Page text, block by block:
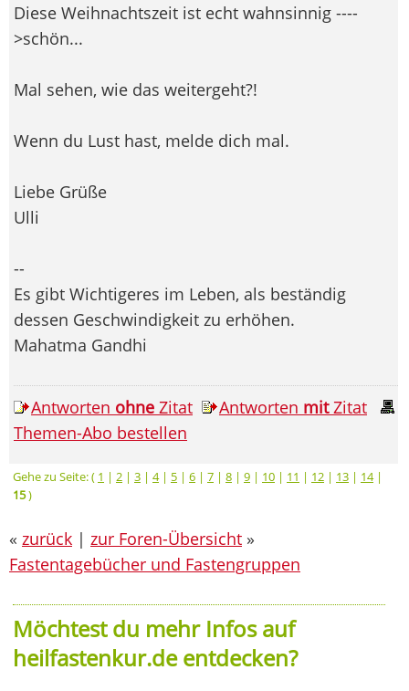
Diese Weihnachtszeit ist echt wahnsinnig ----
>schön...
Mal sehen, wie das weitergeht?!
Wenn du Lust hast, melde dich mal.
Liebe Grüße
Ulli
--
Es gibt Wichtigeres im Leben, als beständig
dessen Geschwindigkeit zu erhöhen.
Mahatma Gandhi
Antworten ohne Zitat Antworten mitZitat
Themen-Abo bestellen
Gehe zu Seite: ( 1 | 2 | 3 | 4| 5 | 6 | 7 | 8 | 9 | 10 | 11 | 12 | 13 | 14|
15)
« zurück | zur Foren-Übersicht »
Fastentagebücher und Fastengruppen
Möchtest du mehr Infos auf
heilfastenkur.de entdecken?